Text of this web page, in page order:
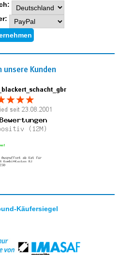
unsere Kunden